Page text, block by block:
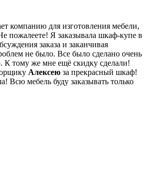
компанию для изготовления мебели,
пожалеете! Я заказывала шкаф-купе в
заказа и заканчивая
не было. Все было сделано очень
К тому же мне ещё скидку сделали!
Алексею за прекрасный шкаф!
Всю мебель буду заказывать только